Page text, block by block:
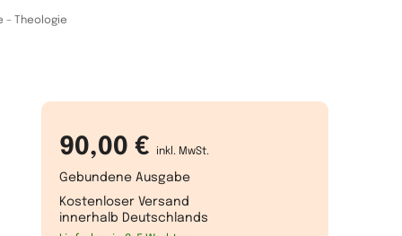
– Theologie
90,00 € inkl. MwSt.
Gebundene Ausgabe
Kostenloser Versand
innerhalb Deutschlands